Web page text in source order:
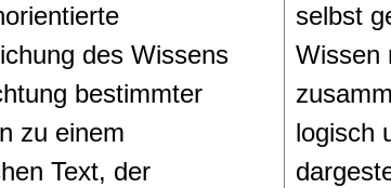
des Wissens
bestimmter
zu einem
Text, der
selbst
Wissen
logisch